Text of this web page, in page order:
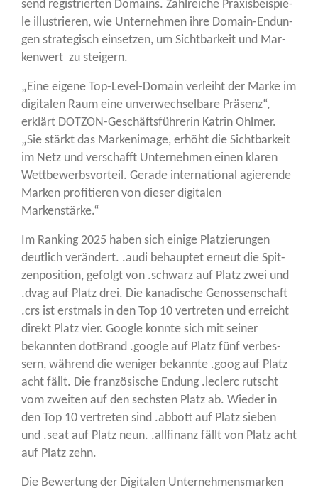
send regis­trier­ten Domains. Zahl­rei­che Pra­xis­bei­spie­
le illus­trie­ren, wie Unter­neh­men ihre Domain-Endun­
gen stra­te­gisch ein­set­zen, um Sicht­bar­keit und Mar­
ken­wert zu steigern.
„Eine eige­ne Top-Level-Domain ver­leiht der Mar­ke im
digi­ta­len Raum eine unver­wech­sel­ba­re Prä­senz“,
erklärt DOT­ZON-Geschäfts­füh­re­rin Kat­rin Ohl­mer.
„Sie stärkt das Mar­ken­image, erhöht die Sicht­bar­keit
im Netz und ver­schafft Unter­neh­men einen kla­ren
Wett­be­werbs­vor­teil. Gera­de inter­na­tio­nal agie­ren­de
Mar­ken pro­fi­tie­ren von die­ser digi­ta­len
Markenstärke.“
Im Ran­king 2025 haben sich eini­ge Plat­zie­run­gen
deut­lich ver­än­dert. .audi behaup­tet erneut die Spit­
zen­po­si­ti­on, gefolgt von .schwarz auf Platz zwei und
.dvag auf Platz drei. Die kana­di­sche Genos­sen­schaft
.crs ist erst­mals in den Top 10 ver­tre­ten und erreicht
direkt Platz vier. Goog­le konn­te sich mit sei­ner
bekann­ten dot­Brand .goog­le auf Platz fünf ver­bes­
sern, wäh­rend die weni­ger bekann­te .goog auf Platz
acht fällt. Die fran­zö­si­sche Endung .leclerc rutscht
vom zwei­ten auf den sechs­ten Platz ab. Wie­der in
den Top 10 ver­tre­ten sind .abbott auf Platz sie­ben
und .seat auf Platz neun. .all­fi­nanz fällt von Platz acht
auf Platz zehn.
Die Bewer­tung der Digi­ta­len Unter­neh­mens­mar­ken